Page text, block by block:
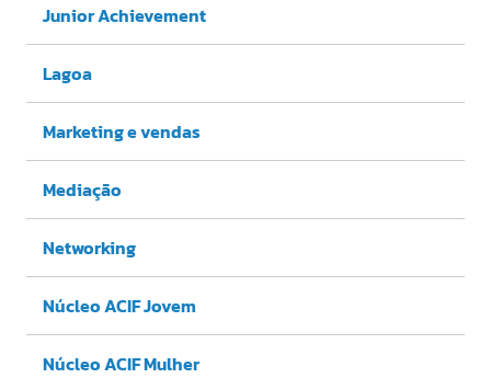
Junior Achievement
Lagoa
Marketing e vendas
Mediação
Networking
Núcleo ACIF Jovem
Núcleo ACIF Mulher